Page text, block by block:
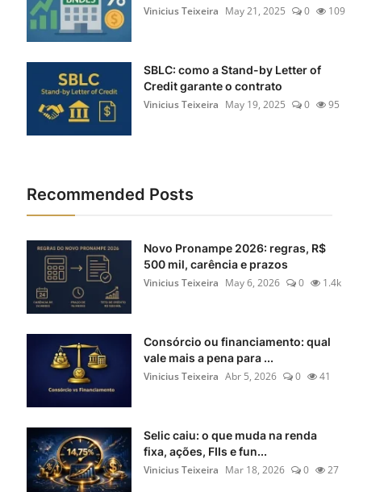
Vinicius Teixeira May 21, 2025 0 109
SBLC: como a Stand-by Letter of
Credit garante o contrato
Vinicius Teixeira May 19, 2025 0 95
Recommended Posts
Novo Pronampe 2026: regras, R$
500 mil, carência e prazos
Vinicius Teixeira May 6, 2026 0 1.4k
Consórcio ou financiamento: qual
vale mais a pena para ...
Vinicius Teixeira Abr 5, 2026 0 41
Selic caiu: o que muda na renda
fixa, ações, FIIs e fun...
Vinicius Teixeira Mar 18, 2026 0 27